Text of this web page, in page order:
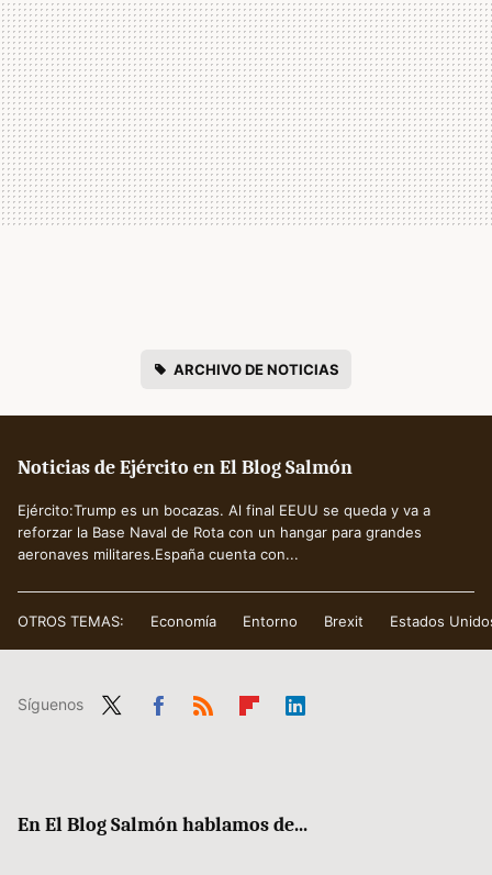
ARCHIVO DE NOTICIAS
Noticias de Ejército en El Blog Salmón
Ejército:Trump es un bocazas. Al final EEUU se queda y va a
reforzar la Base Naval de Rota con un hangar para grandes
aeronaves militares.España cuenta con...
OTROS TEMAS: Economía Entorno Brexit Estados
Síguenos
En El Blog Salmón hablamos de...